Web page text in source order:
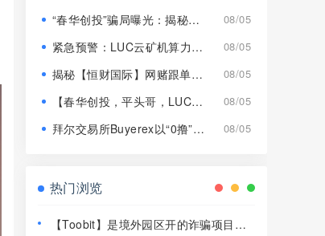
“春华创投”骗局曝光：揭秘项目盘的欺诈手法!
08/05
紧急预警：LUC云矿机算力项目风险激增，高额挖矿收益背后全是套路 08/05
揭秘【恒财国际】网赌跟单盘深度风险预警！ 08/05
【春华创投，平头哥，LUC永久矿机】这3个项目都是骗局！已经收割，速度撤离！ 08/05
拜尔交易所Buyerex以“0撸”为噱头的分红类资金盘骗局，远离！ 08/05
热门浏览
【Toobit】是境外园区开的诈骗项目，